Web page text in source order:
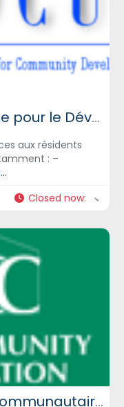
Focus Centre Hispanique pour le Développement Communautaire, Inc.
aux résidents
: –
Closed now:
Nouvelle Corporation Communautaire – NCC